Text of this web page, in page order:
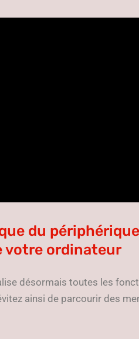
du
votre ordinateur
désormais toutes les
ainsi de parcourir des